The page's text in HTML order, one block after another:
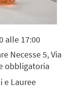
alle 17:00
Necesse 5, Via
obbligatoria
e Lauree